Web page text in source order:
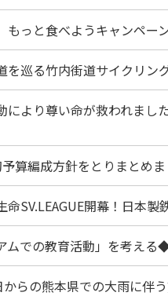
っと食べようキャンペー
巡る竹内街道サイクリン
より尊い命が救われまし
算編成方針をとりまとめま
SV.LEAGUE開幕！日本
での教育活動」を考える
らの熊本県での大雨に伴